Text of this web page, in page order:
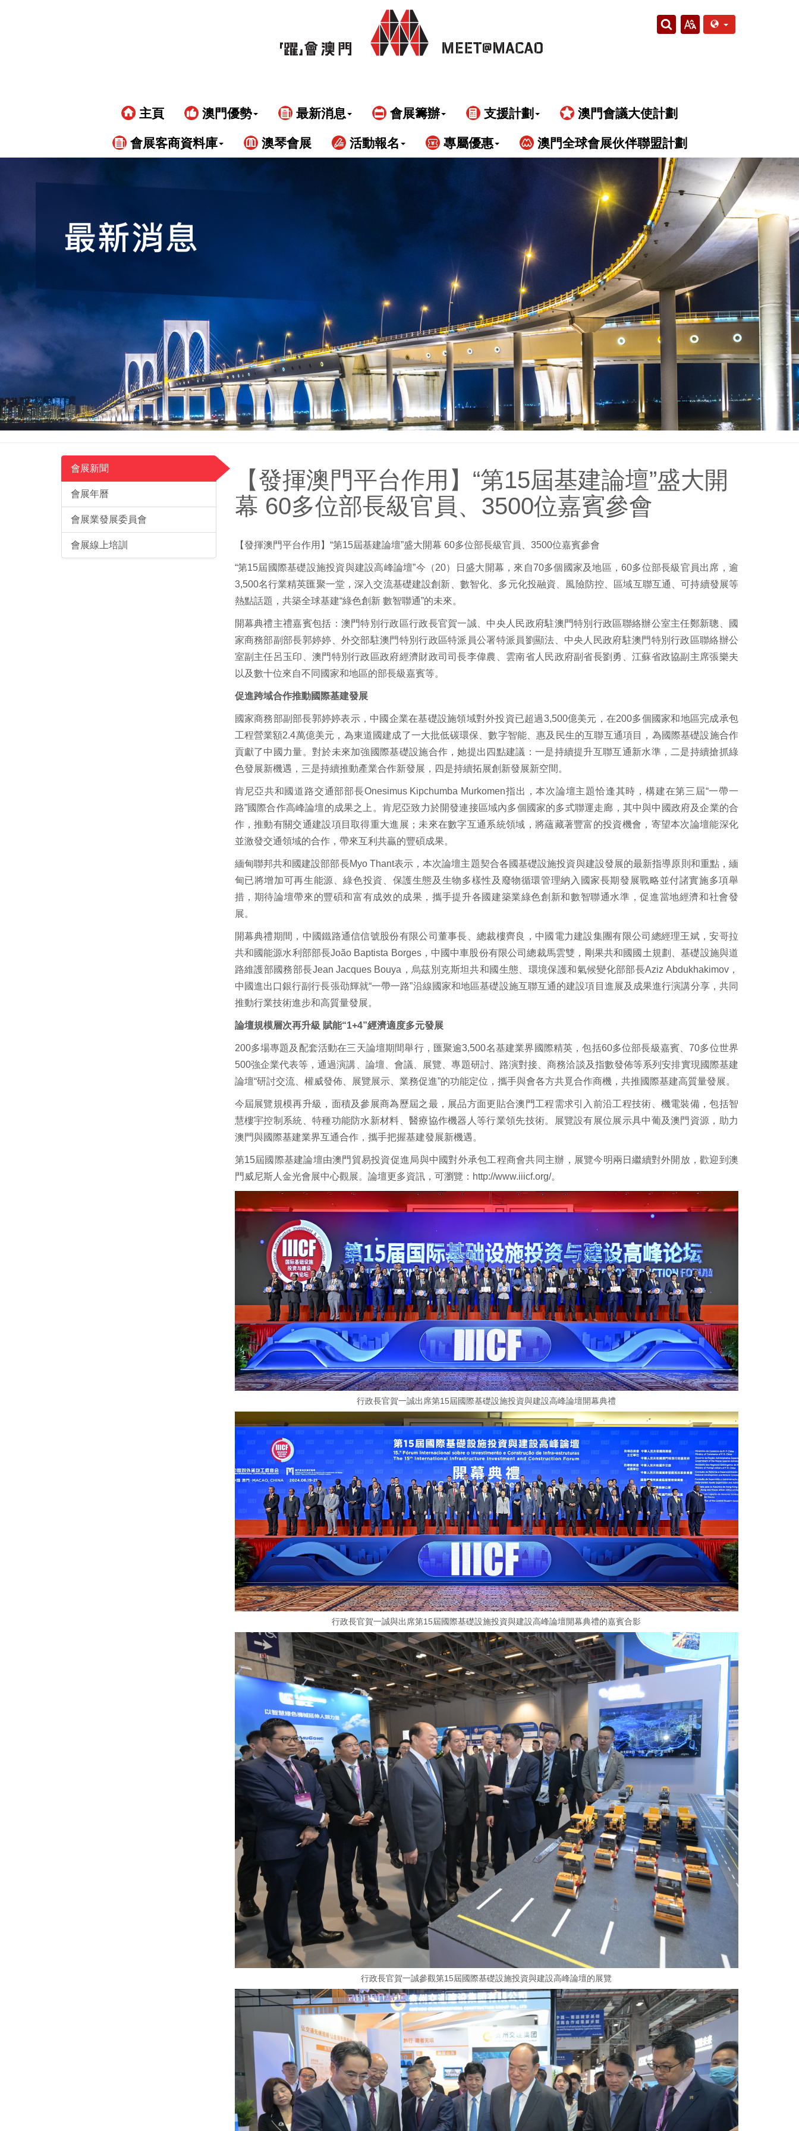
主頁 澳門優勢 最新消息 會展籌辦 支援計劃 澳門會議大使計劃
會展客商資料庫 澳琴會展 活動報名 專屬優惠 澳門全球會展伙伴聯盟計劃
會展新聞
會展年曆
會展業發展委員會
會展線上培訓
【發揮澳門平台作用】“第15屆基建論壇”盛大開
幕 60多位部長級官員、3500位嘉賓參會
【發揮澳門平台作用】“第15屆基建論壇”盛大開幕 60多位部長級官員、3500位嘉賓參會
“第15屆國際基礎設施投資與建設高峰論壇”今（20）日盛大開幕，來自70多個國家及地區，60多位部長級官員出席，逾
3,500名行業精英匯聚一堂，深入交流基礎建設創新、數智化、多元化投融資、風險防控、區域互聯互通、可持續發展等
熱點話題，共築全球基建“綠色創新 數智聯通”的未來。
開幕典禮主禮嘉賓包括：澳門特別行政區行政長官賀一誠、中央人民政府駐澳門特別行政區聯絡辦公室主任鄭新聰、國
家商務部副部長郭婷婷、外交部駐澳門特別行政區特派員公署特派員劉顯法、中央人民政府駐澳門特別行政區聯絡辦公
室副主任呂玉印、澳門特別行政區政府經濟財政司司長李偉農、雲南省人民政府副省長劉勇、江蘇省政協副主席張樂夫
以及數十位來自不同國家和地區的部長級嘉賓等。
促進跨域合作推動國際基建發展
國家商務部副部長郭婷婷表示，中國企業在基礎設施領域對外投資已超過3,500億美元，在200多個國家和地區完成承包
工程營業額2.4萬億美元，為東道國建成了一大批低碳環保、數字智能、惠及民生的互聯互通項目，為國際基礎設施合作
貢獻了中國力量。對於未來加強國際基礎設施合作，她提出四點建議：一是持續提升互聯互通新水準，二是持續搶抓綠
色發展新機遇，三是持續推動產業合作新發展，四是持續拓展創新發展新空間。
肯尼亞共和國道路交通部部長Onesimus Kipchumba Murkomen指出，本次論壇主題恰逢其時，構建在第三屆“一帶一
路”國際合作高峰論壇的成果之上。肯尼亞致力於開發連接區域內多個國家的多式聯運走廊，其中與中國政府及企業的合
作，推動有關交通建設項目取得重大進展；未來在數字互通系統領域，將蘊藏著豐富的投資機會，寄望本次論壇能深化
並激發交通領域的合作，帶來互利共贏的豐碩成果。
緬甸聯邦共和國建設部部長Myo Thant表示，本次論壇主題契合各國基礎設施投資與建設發展的最新指導原則和重點，緬
甸已將增加可再生能源、綠色投資、保護生態及生物多樣性及廢物循環管理納入國家長期發展戰略並付諸實施多項舉
措，期待論壇帶來的豐碩和富有成效的成果，攜手提升各國建築業綠色創新和數智聯通水準，促進當地經濟和社會發
展。
開幕典禮期間，中國鐵路通信信號股份有限公司董事長、總裁樓齊良，中國電力建設集團有限公司總經理王斌，安哥拉
共和國能源水利部部長João Baptista Borges，中國中車股份有限公司總裁馬雲雙，剛果共和國國土規劃、基礎設施與道
路維護部國務部長Jean Jacques Bouya，烏茲別克斯坦共和國生態、環境保護和氣候變化部部長Aziz Abdukhakimov，
中國進出口銀行副行長張劭輝就“一帶一路”沿線國家和地區基礎設施互聯互通的建設項目進展及成果進行演講分享，共同
推動行業技術進步和高質量發展。
論壇規模層次再升級 賦能“1+4”經濟適度多元發展
200多場專題及配套活動在三天論壇期間舉行，匯聚逾3,500名基建業界國際精英，包括60多位部長級嘉賓、70多位世界
500強企業代表等，通過演講、論壇、會議、展覽、專題研討、路演對接、商務洽談及指數發佈等系列安排實現國際基建
論壇“研討交流、權威發佈、展覽展示、業務促進”的功能定位，攜手與會各方共覓合作商機，共推國際基建高質量發展。
今屆展覽規模再升級，面積及參展商為歷屆之最，展品方面更貼合澳門工程需求引入前沿工程技術、機電裝備，包括智
慧樓宇控制系統、特種功能防水新材料、醫療協作機器人等行業領先技術。展覽設有展位展示具中葡及澳門資源，助力
澳門與國際基建業界互通合作，攜手把握基建發展新機遇。
第15屆國際基建論壇由澳門貿易投資促進局與中國對外承包工程商會共同主辦，展覽今明兩日繼續對外開放，歡迎到澳
門威尼斯人金光會展中心觀展。論壇更多資訊，可瀏覽：http://www.iiicf.org/。
行政長官賀一誠出席第15屆國際基礎設施投資與建設高峰論壇開幕典禮
行政長官賀一誠與出席第15屆國際基礎設施投資與建設高峰論壇開幕典禮的嘉賓合影
行政長官賀一誠參觀第15屆國際基礎設施投資與建設高峰論壇的展覽